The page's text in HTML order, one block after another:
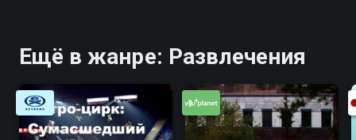
Ещё в жанре: Развлечения